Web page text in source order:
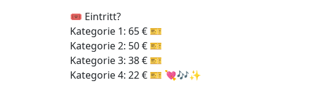
🎟️ Eintritt?
Kategorie 1: 65 € 🎫
Kategorie 2: 50 € 🎫
Kategorie 3: 38 € 🎫
Kategorie 4: 22 € 🎫 💘🎶✨